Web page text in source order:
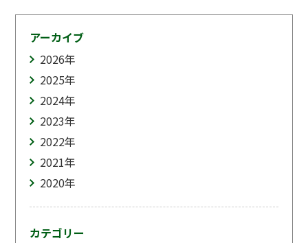
アーカイブ
2026年
2025年
2024年
2023年
2022年
2021年
2020年
カテゴリー